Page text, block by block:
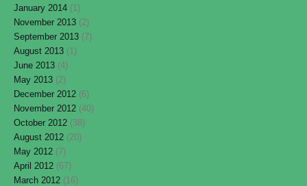
January 2014 (1)
November 2013 (2)
September 2013 (7)
August 2013 (1)
June 2013 (4)
May 2013 (2)
December 2012 (6)
November 2012 (40)
October 2012 (38)
August 2012 (20)
May 2012 (7)
April 2012 (67)
March 2012 (16)